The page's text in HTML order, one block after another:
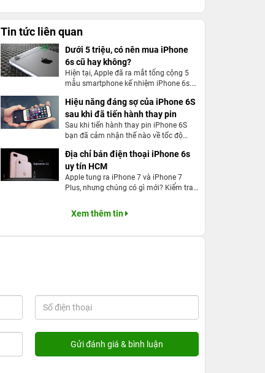
Tin tức liên quan
Dưới 5 triệu, có nên mua iPhone
6s cũ hay không?
Hiện tại, Apple đã ra mắt tổng cộng 5
mẫu smartphone kế nhiệm iPhone 6s.
iPhone 6s vẫn còn chỗ đứng trên thị
trường điện thoại khi so sánh với những
ông lớn hay những sản phẩm kế nhiệm
? Trong tầm giá 5 triệu, liệu có nên mua
Hiệu năng đáng sợ của iPhone 6S
sau khi đã tiến hành thay pin
Sau khi tiến hành thay pin iPhone 6S
bạn đã cảm nhận thế nào về tốc độ
lại chưa?
Địa chỉ bán điện thoại iPhone 6s
uy tín HCM
Apple tung ra iPhone 7 và iPhone 7
Plus, nhưng chúng có gì mới? Kiểm tra
bạn đang tìm kiếm để nâng cấp, có thể
bạn sẽ phải thất vọng vì hầu như sự
Xem thêm tin